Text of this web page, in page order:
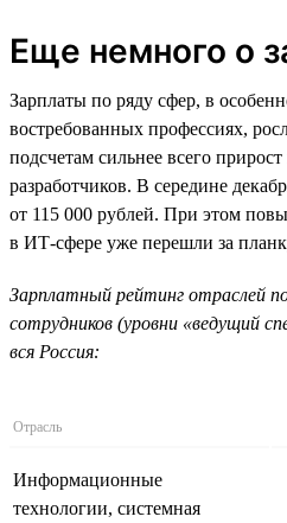
Еще немного о
Зарплаты по ряду сфер, в
востребованных профессиях,
подсчетам сильнее всего
разработчиков. В середине
от 115 000 рублей. При этом
в ИТ-сфере уже перешли за
Зарплатный рейтинг отраслей
сотрудников (уровни «ведущий
вся Россия:
Отрасль
Информационные
технологии, системная